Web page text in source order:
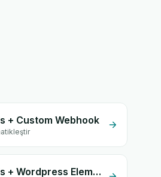
+ Custom Webhook
lightfunnels + Wordpress Elementor